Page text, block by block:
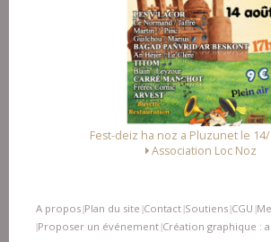
Fest Noz a Arzal le
Alliance des
A propos |Plan du site |Contact |Soutiens |CGU |
|Proposer un événement |Création graphique :